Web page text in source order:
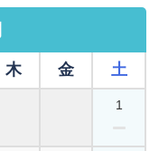
木 金 土
1